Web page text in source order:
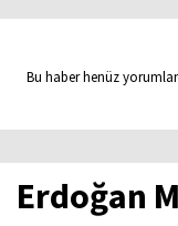
Bu haber henüz
Erdoğan